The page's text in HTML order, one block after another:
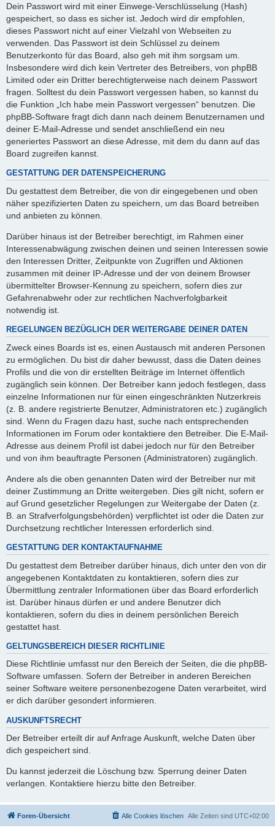
Dein Passwort wird mit einer Einwege-Verschlüsselung (Hash)
gespeichert, so dass es sicher ist. Jedoch wird dir empfohlen,
dieses Passwort nicht auf einer Vielzahl von Webseiten zu
verwenden. Das Passwort ist dein Schlüssel zu deinem
Benutzerkonto für das Board, also geh mit ihm sorgsam um.
Insbesondere wird dich kein Vertreter des Betreibers, von phpBB
Limited oder ein Dritter berechtigterweise nach deinem Passwort
fragen. Solltest du dein Passwort vergessen haben, so kannst du
die Funktion „Ich habe mein Passwort vergessen“ benutzen. Die
phpBB-Software fragt dich dann nach deinem Benutzernamen und
deiner E-Mail-Adresse und sendet anschließend ein neu
generiertes Passwort an diese Adresse, mit dem du dann auf das
Board zugreifen kannst.
GESTATTUNG DER DATENSPEICHERUNG
Du gestattest dem Betreiber, die von dir eingegebenen und oben
näher spezifizierten Daten zu speichern, um das Board betreiben
und anbieten zu können.
Darüber hinaus ist der Betreiber berechtigt, im Rahmen einer
Interessenabwägung zwischen deinen und seinen Interessen sowie
den Interessen Dritter, Zeitpunkte von Zugriffen und Aktionen
zusammen mit deiner IP-Adresse und der von deinem Browser
übermittelter Browser-Kennung zu speichern, sofern dies zur
Gefahrenabwehr oder zur rechtlichen Nachverfolgbarkeit
notwendig ist.
REGELUNGEN BEZÜGLICH DER WEITERGABE DEINER DATEN
Zweck eines Boards ist es, einen Austausch mit anderen Personen
zu ermöglichen. Du bist dir daher bewusst, dass die Daten deines
Profils und die von dir erstellten Beiträge im Internet öffentlich
zugänglich sein können. Der Betreiber kann jedoch festlegen, dass
einzelne Informationen nur für einen eingeschränkten Nutzerkreis
(z. B. andere registrierte Benutzer, Administratoren etc.) zugänglich
sind. Wenn du Fragen dazu hast, suche nach entsprechenden
Informationen im Forum oder kontaktiere den Betreiber. Die E-Mail-
Adresse aus deinem Profil ist dabei jedoch nur für den Betreiber
und von ihm beauftragte Personen (Administratoren) zugänglich.
Andere als die oben genannten Daten wird der Betreiber nur mit
deiner Zustimmung an Dritte weitergeben. Dies gilt nicht, sofern er
auf Grund gesetzlicher Regelungen zur Weitergabe der Daten (z.
B. an Strafverfolgungsbehörden) verpflichtet ist oder die Daten zur
Durchsetzung rechtlicher Interessen erforderlich sind.
GESTATTUNG DER KONTAKTAUFNAHME
Du gestattest dem Betreiber darüber hinaus, dich unter den von dir
angegebenen Kontaktdaten zu kontaktieren, sofern dies zur
Übermittlung zentraler Informationen über das Board erforderlich
ist. Darüber hinaus dürfen er und andere Benutzer dich
kontaktieren, sofern du dies in deinem persönlichen Bereich
gestattet hast.
GELTUNGSBEREICH DIESER RICHTLINIE
Diese Richtlinie umfasst nur den Bereich der Seiten, die die phpBB-
Software umfassen. Sofern der Betreiber in anderen Bereichen
seiner Software weitere personenbezogene Daten verarbeitet, wird
er dich darüber gesondert informieren.
AUSKUNFTSRECHT
Der Betreiber erteilt dir auf Anfrage Auskunft, welche Daten über
dich gespeichert sind.
Du kannst jederzeit die Löschung bzw. Sperrung deiner Daten
verlangen. Kontaktiere hierzu bitte den Betreiber.
Foren-Übersicht Alle Zeiten sind UTC+02:00
Alle Cookies löschen